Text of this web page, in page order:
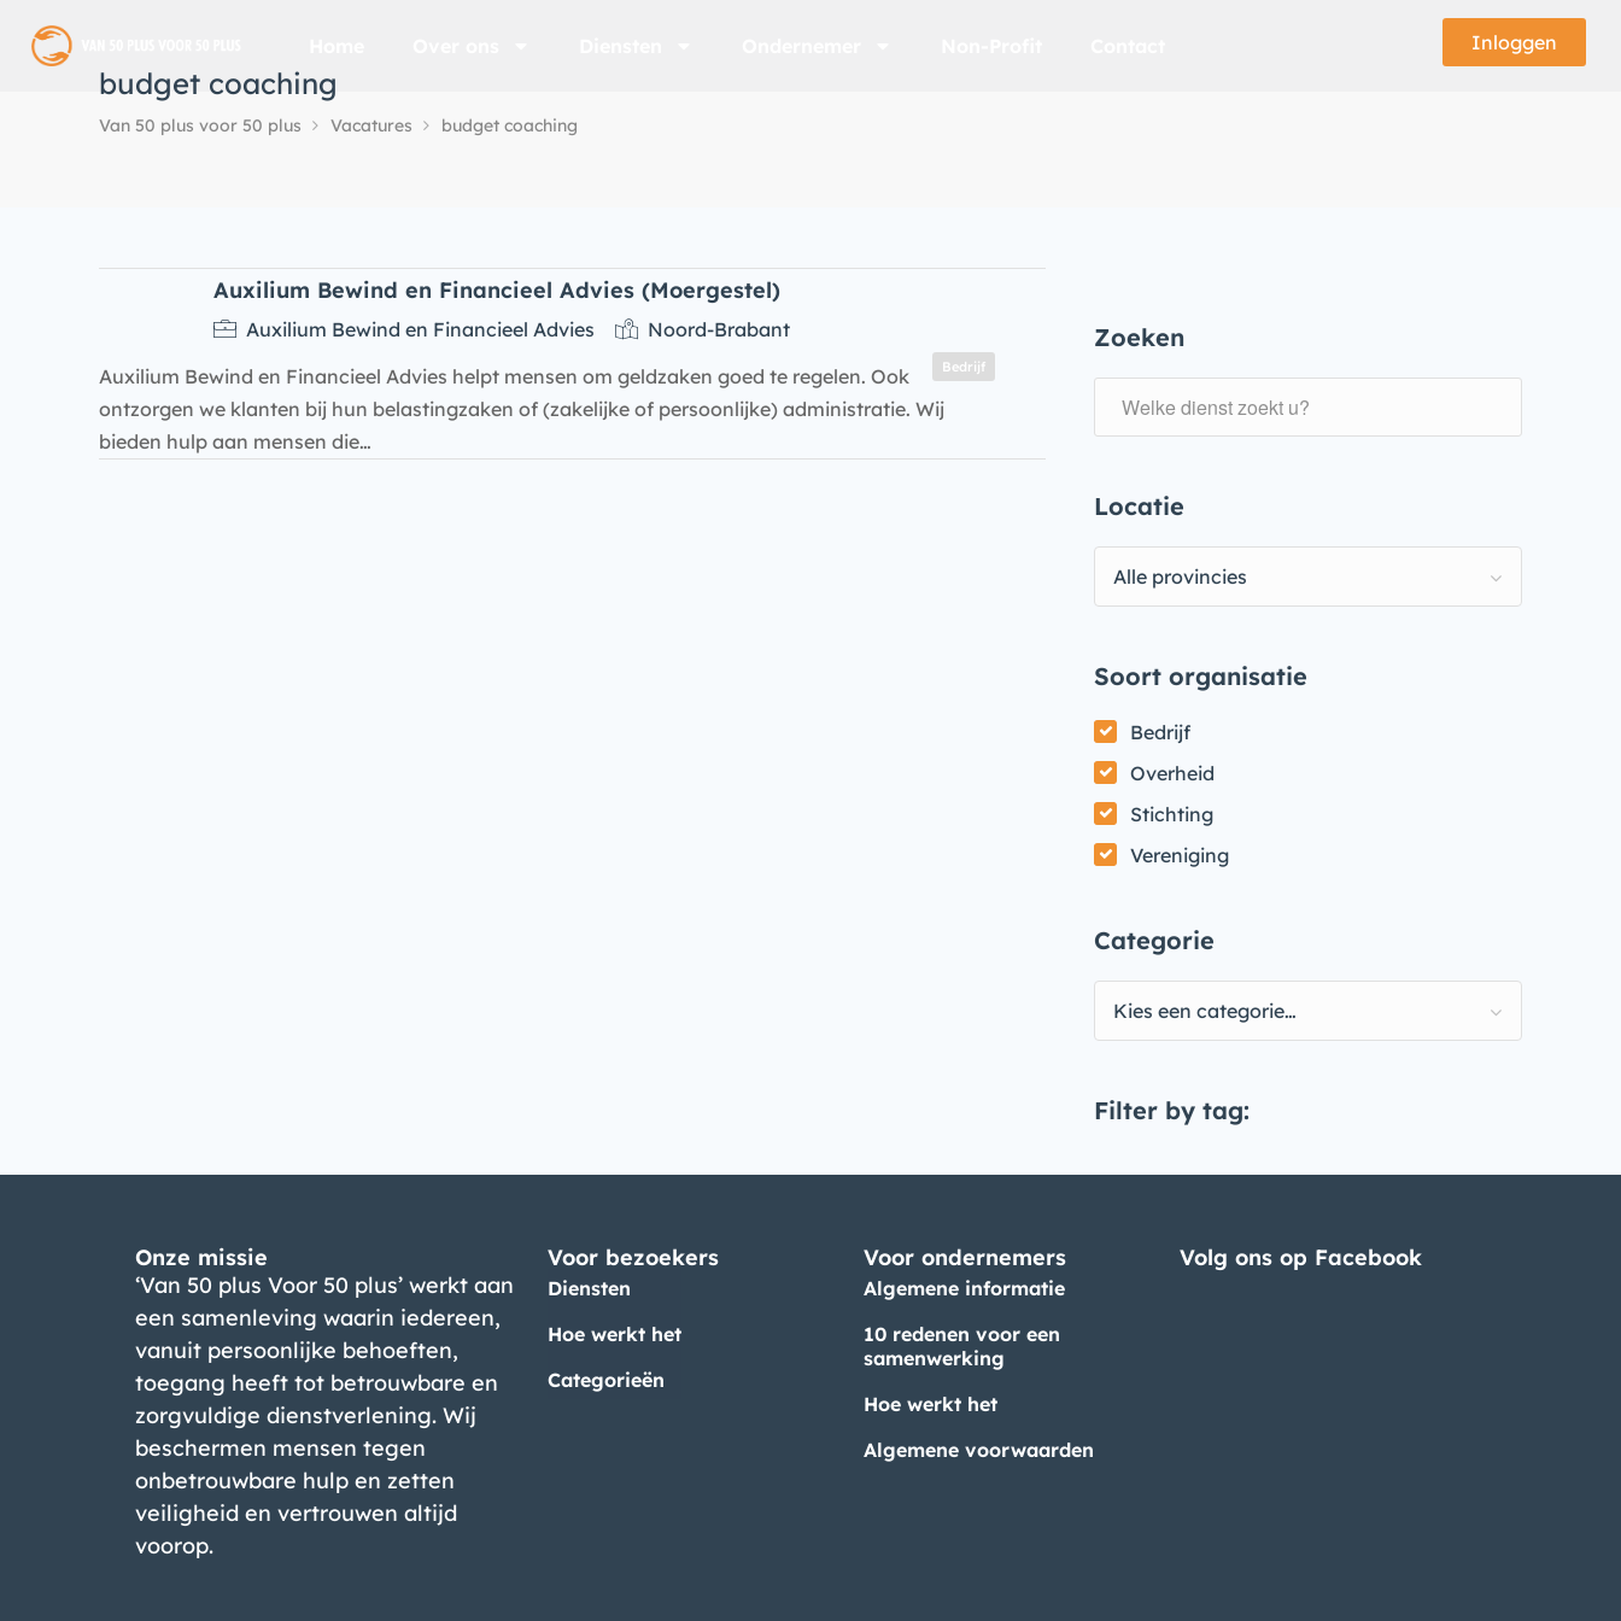
Inloggen
budget coaching
Van 50 plus voor 50 plus Vacatures budget coaching
Zoeken
Locatie
Alle provincies
Soort organisatie
Bedrijf
Overheid
Stichting
Vereniging
Categorie
Kies een categorie…
Filter by tag:
Auxilium Bewind en Financieel Advies (Moergestel)
Bedrijf
Auxilium Bewind en Financieel Advies
Noord-Brabant
Auxilium Bewind en Financieel Advies helpt mensen om geldzaken goed te regelen. Ook
ontzorgen we klanten bij hun belastingzaken of (zakelijke of persoonlijke) administratie. Wij
bieden hulp aan mensen die…
Onze missie
‘Van 50 plus Voor 50 plus’ werkt aan
een samenleving waarin iedereen,
vanuit persoonlijke behoeften,
toegang heeft tot betrouwbare en
zorgvuldige dienstverlening. Wij
beschermen mensen tegen
onbetrouwbare hulp en zetten
veiligheid en vertrouwen altijd
voorop.
Voor bezoekers
Diensten
Hoe werkt het
Categorieën
Voor ondernemers
Algemene informatie
10 redenen voor een
samenwerking
Hoe werkt het
Algemene voorwaarden
Volg ons op Facebook